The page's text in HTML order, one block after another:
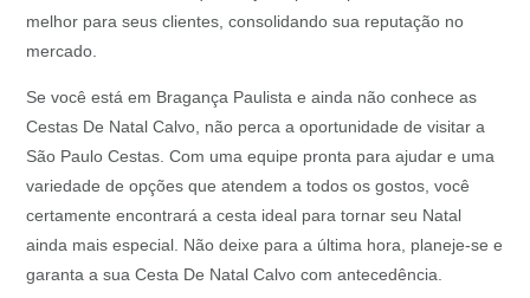
melhor para seus clientes, consolidando sua reputação no
mercado.
Se você está em Bragança Paulista e ainda não conhece as
Cestas De Natal Calvo, não perca a oportunidade de visitar a
São Paulo Cestas. Com uma equipe pronta para ajudar e uma
variedade de opções que atendem a todos os gostos, você
certamente encontrará a cesta ideal para tornar seu Natal
ainda mais especial. Não deixe para a última hora, planeje-se e
garanta a sua Cesta De Natal Calvo com antecedência.